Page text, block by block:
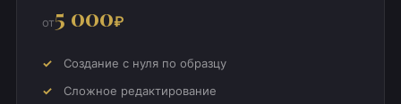
от5 000₽
Создание с нуля по образцу
Сложное редактирование